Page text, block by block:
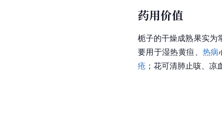
药用价值
栀子的干燥成熟果实为
要用于湿热黄疸、 热病
疮 ；花可清肺止咳、